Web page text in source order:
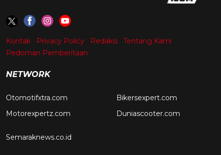
Kontak Privacy Policy Redaksi
Tentang Kami
Pedoman Pemberitaan
NETWORK
Otomotifxtra.com
Motorexpertz.com
Bikersexpert.com
Duniascooter.com
Semaraknews.co.id